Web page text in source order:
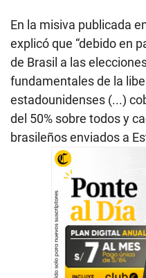
En la misiva publicada
explicó que “debido en
de Brasil a las
fundamentales de la
estadounidenses (...)
del 50% sobre todos y
brasileños enviados a